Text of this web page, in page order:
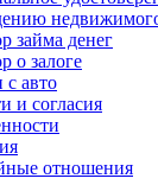
займа денег
о залоге
с авто
и согласия
отношения